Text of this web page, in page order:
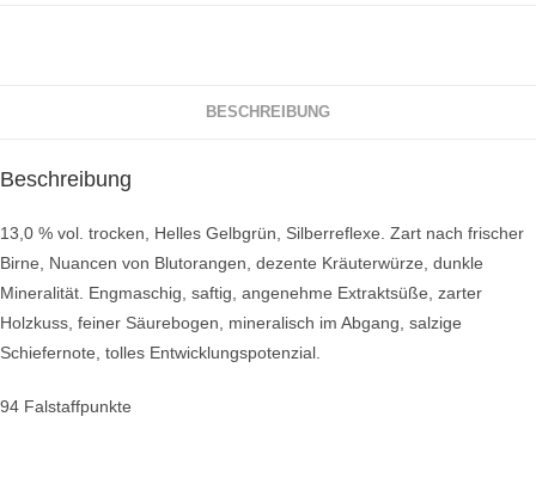
BESCHREIBUNG
Beschreibung
13,0 % vol. trocken, Helles Gelbgrün, Silberreflexe. Zart nach frischer
Birne, Nuancen von Blutorangen, dezente Kräuterwürze, dunkle
Mineralität. Engmaschig, saftig, angenehme Extraktsüße, zarter
Holzkuss, feiner Säurebogen, mineralisch im Abgang, salzige
Schiefernote, tolles Entwicklungspotenzial.
94 Falstaffpunkte